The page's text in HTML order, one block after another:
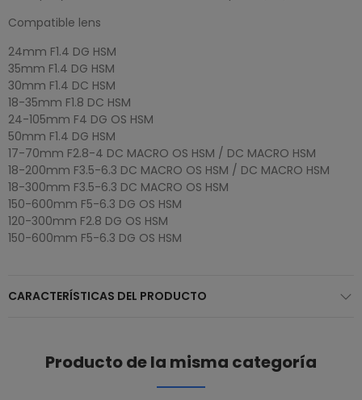
Compatible lens
24mm F1.4 DG HSM
35mm F1.4 DG HSM
30mm F1.4 DC HSM
18-35mm F1.8 DC HSM
24-105mm F4 DG OS HSM
50mm F1.4 DG HSM
17-70mm F2.8-4 DC MACRO OS HSM / DC MACRO HSM
18-200mm F3.5-6.3 DC MACRO OS HSM / DC MACRO HSM
18-300mm F3.5-6.3 DC MACRO OS HSM
150-600mm F5-6.3 DG OS HSM
120-300mm F2.8 DG OS HSM
150-600mm F5-6.3 DG OS HSM
CARACTERÍSTICAS DEL PRODUCTO
Producto de la misma categoría